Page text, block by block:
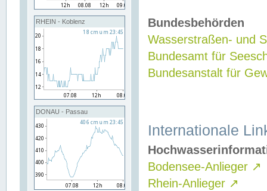
RHEIN - Koblenz
DONAU - Passau
Bundesbehörden
Wasserstraßen- und
Bundesamt für
Bundesanstalt für
Internationale
Bodensee-Anlieger ↗
Rhein-Anlieger ↗